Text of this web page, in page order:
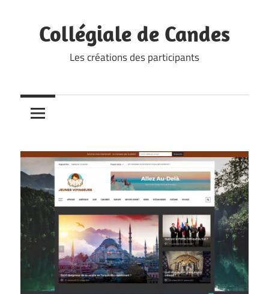
contentCollégiale de Candes
Les créations des participants